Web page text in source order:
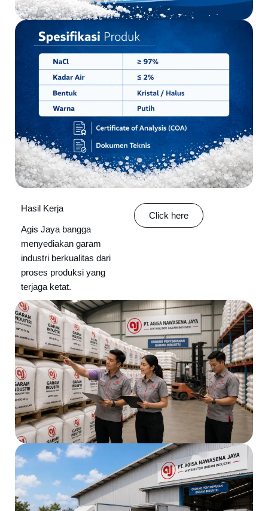
Hasil Kerja
Agis Jaya bangga
menyediakan garam
industri berkualitas dari
proses produksi yang
terjaga ketat.
Click here